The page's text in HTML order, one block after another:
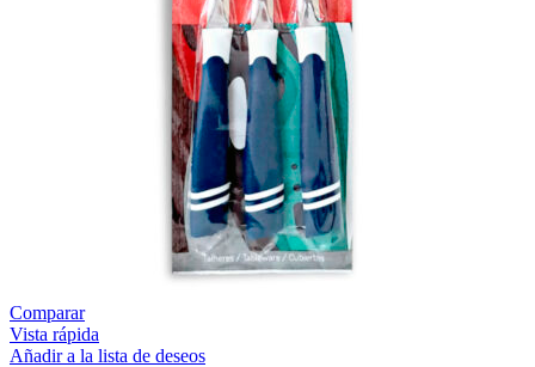
Comparar
Vista rápida
Añadir a la lista de deseos